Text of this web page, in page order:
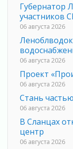
Губернатор
участников
06 августа 2026
06 августа 2026
Проект
06 августа 2026
Стань
06 августа 2026
В Сланцах
центр
06 августа 2026